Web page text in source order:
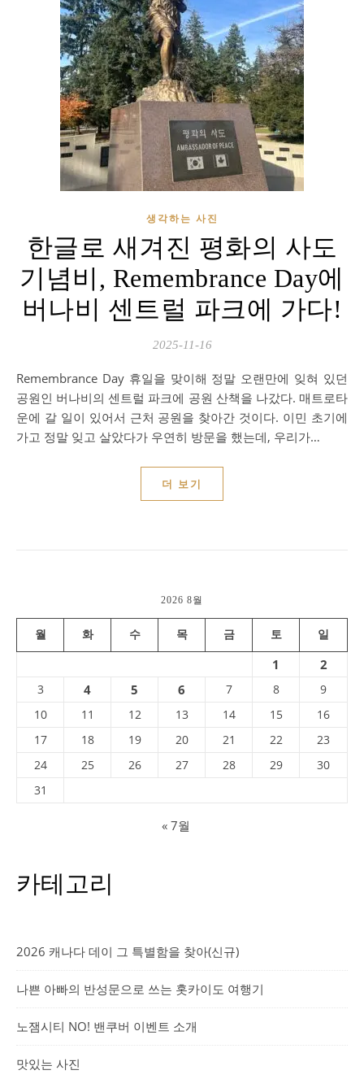
생각하는 사진
한글로 새겨진 평화의 사도
기념비, Remembrance Day에
버나비 센트럴 파크에 가다!
2025-11-16
Remembrance Day 휴일을 맞이해 정말 오랜만에 잊혀 있던
공원인 버나비의 센트럴 파크에 공원 산책을 나갔다. 매트로타
운에 갈 일이 있어서 근처 공원을 찾아간 것이다. 이민 초기에
가고 정말 잊고 살았다가 우연히 방문을 했는데, 우리가…
더 보기
2026 8월
월 화 수 목 금 토 일
1 2
3 4 5 6 7 8
9
10
11 12 13 14 15
16
17
18 19 20 21 22
23
24
25 26 27 28 29
30
31
« 7월
카테고리
2026 캐나다 데이 그 특별함을 찾아(신규)
나쁜 아빠의 반성문으로 쓰는 홋카이도 여행기
노잼시티 NO! 밴쿠버 이벤트 소개
맛있는 사진